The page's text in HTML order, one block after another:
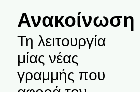
Ανακοίνωση
Τη λειτουργία
μίας νέας
γραμμής που